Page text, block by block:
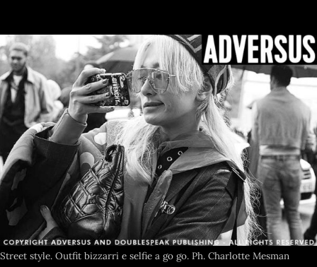
Street style. Outfit bizzarri e selfie a go go. Ph. Charlotte Mesman